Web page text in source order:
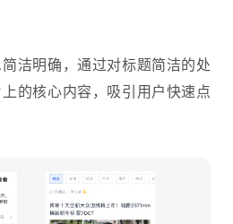
洁明确，通过对标题简洁的处
的核心内容，吸引用户快速点